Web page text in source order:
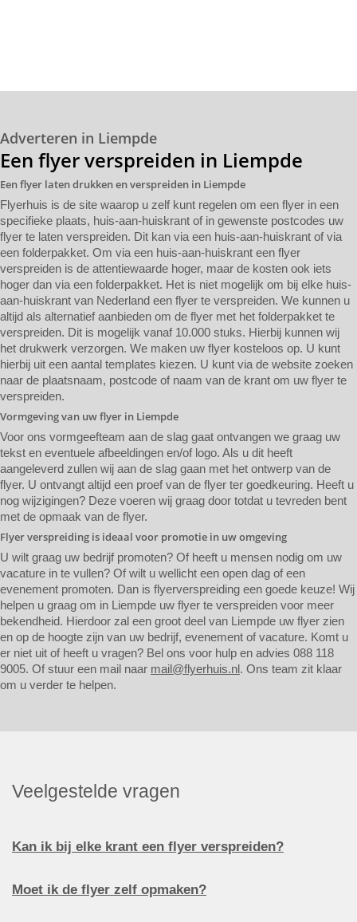
Adverteren in Liempde
Een flyer verspreiden in Liempde
Een flyer laten drukken en verspreiden in Liempde
Flyerhuis is de site waarop u zelf kunt regelen om een flyer in een
specifieke plaats, huis-aan-huiskrant of in gewenste postcodes uw
flyer te laten verspreiden. Dit kan via een huis-aan-huiskrant of via
een folderpakket. Om via een huis-aan-huiskrant een flyer
verspreiden is de attentiewaarde hoger, maar de kosten ook iets
hoger dan via een folderpakket. Het is niet mogelijk om bij elke huis-
aan-huiskrant van Nederland een flyer te verspreiden. We kunnen u
altijd als alternatief aanbieden om de flyer met het folderpakket te
verspreiden. Dit is mogelijk vanaf 10.000 stuks. Hierbij kunnen wij
het drukwerk verzorgen. We maken uw flyer kosteloos op. U kunt
hierbij uit een aantal templates kiezen. U kunt via de website zoeken
naar de plaatsnaam, postcode of naam van de krant om uw flyer te
verspreiden.
Vormgeving van uw flyer in Liempde
Voor ons vormgeefteam aan de slag gaat ontvangen we graag uw
tekst en eventuele afbeeldingen en/of logo. Als u dit heeft
aangeleverd zullen wij aan de slag gaan met het ontwerp van de
flyer. U ontvangt altijd een proef van de flyer ter goedkeuring. Heeft u
nog wijzigingen? Deze voeren wij graag door totdat u tevreden bent
met de opmaak van de flyer.
Flyer verspreiding is ideaal voor promotie in uw omgeving
U wilt graag uw bedrijf promoten? Of heeft u mensen nodig om uw
vacature in te vullen? Of wilt u wellicht een open dag of een
evenement promoten. Dan is flyerverspreiding een goede keuze! Wij
helpen u graag om in Liempde uw flyer te verspreiden voor meer
bekendheid. Hierdoor zal een groot deel van Liempde uw flyer zien
en op de hoogte zijn van uw bedrijf, evenement of vacature. Komt u
er niet uit of heeft u vragen? Bel ons voor hulp en advies 088 118
9005. Of stuur een mail naar mail@flyerhuis.nl. Ons team zit klaar
om u verder te helpen.
Veelgestelde vragen
Kan ik bij elke krant een flyer verspreiden?
Moet ik de flyer zelf opmaken?